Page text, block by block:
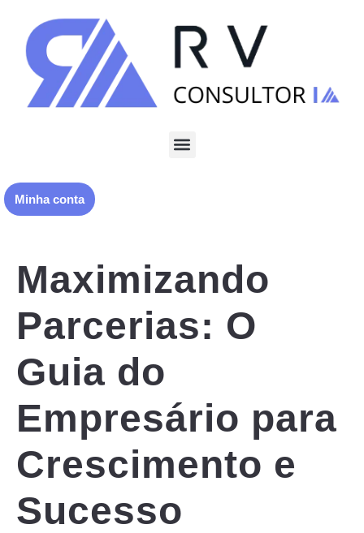
Minha conta
Maximizando
Parcerias: O
Guia do
Empresário para
Crescimento e
Sucesso